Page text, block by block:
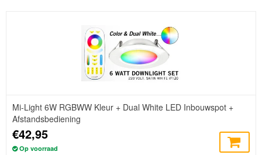
Mi-Light 6W RGBWW Kleur + Dual White LED Inbouwspot +
Afstandsbediening
€42,95
Op voorraad